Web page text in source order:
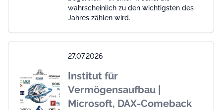
wahrscheinlich zu den wichtigsten des
Jahres zählen wird.
27.07.2026
Institut für
Vermögensaufbau |
Microsoft, DAX-Comeback